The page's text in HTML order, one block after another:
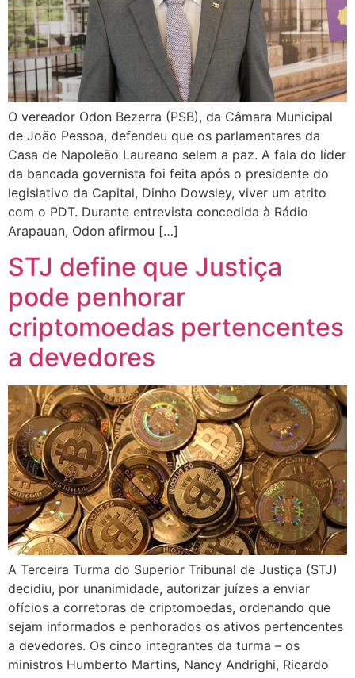
O vereador Odon Bezerra (PSB), da Câmara Municipal
de João Pessoa, defendeu que os parlamentares da
Casa de Napoleão Laureano selem a paz. A fala do líder
da bancada governista foi feita após o presidente do
legislativo da Capital, Dinho Dowsley, viver um atrito
com o PDT. Durante entrevista concedida à Rádio
Arapauan, Odon afirmou […]
STJ define que Justiça
pode penhorar
criptomoedas pertencentes
a devedores
A Terceira Turma do Superior Tribunal de Justiça (STJ)
decidiu, por unanimidade, autorizar juízes a enviar
ofícios a corretoras de criptomoedas, ordenando que
sejam informados e penhorados os ativos pertencentes
a devedores. Os cinco integrantes da turma – os
ministros Humberto Martins, Nancy Andrighi, Ricardo